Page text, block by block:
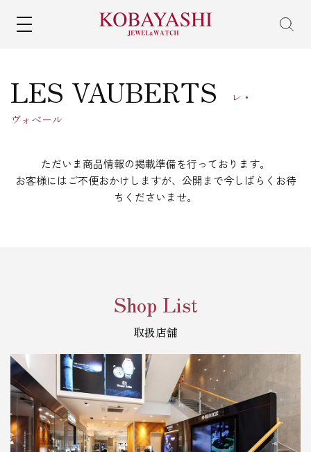
LES VAUBERTS
レ・
ヴォベール
ただいま商品情報の掲載準備を行っております。
お客様にはご不便おかけしますが、公開まで今しばらくお待
ちくださいませ。
Shop List
取扱店舗